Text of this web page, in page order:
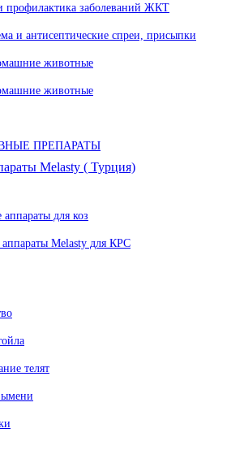
профилактика заболеваний ЖКТ
и антисептические спреи, присыпки
животные
животные
ПРЕПАРАТЫ
Melasty ( Турция)
для коз
аппараты Melasty для КРС
телят